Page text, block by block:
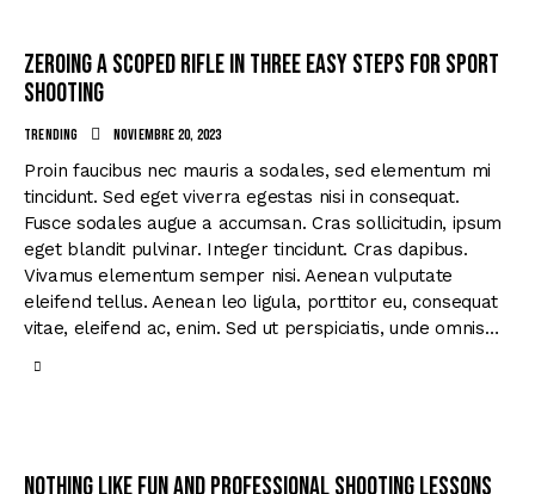
Zeroing a scoped rifle in three easy steps for sport
shooting
Trending noviembre 20, 2023
Proin faucibus nec mauris a sodales, sed elementum mi
tincidunt. Sed eget viverra egestas nisi in consequat.
Fusce sodales augue a accumsan. Cras sollicitudin, ipsum
eget blandit pulvinar. Integer tincidunt. Cras dapibus.
Vivamus elementum semper nisi. Aenean vulputate
eleifend tellus. Aenean leo ligula, porttitor eu, consequat
vitae, eleifend ac, enim. Sed ut perspiciatis, unde omnis…